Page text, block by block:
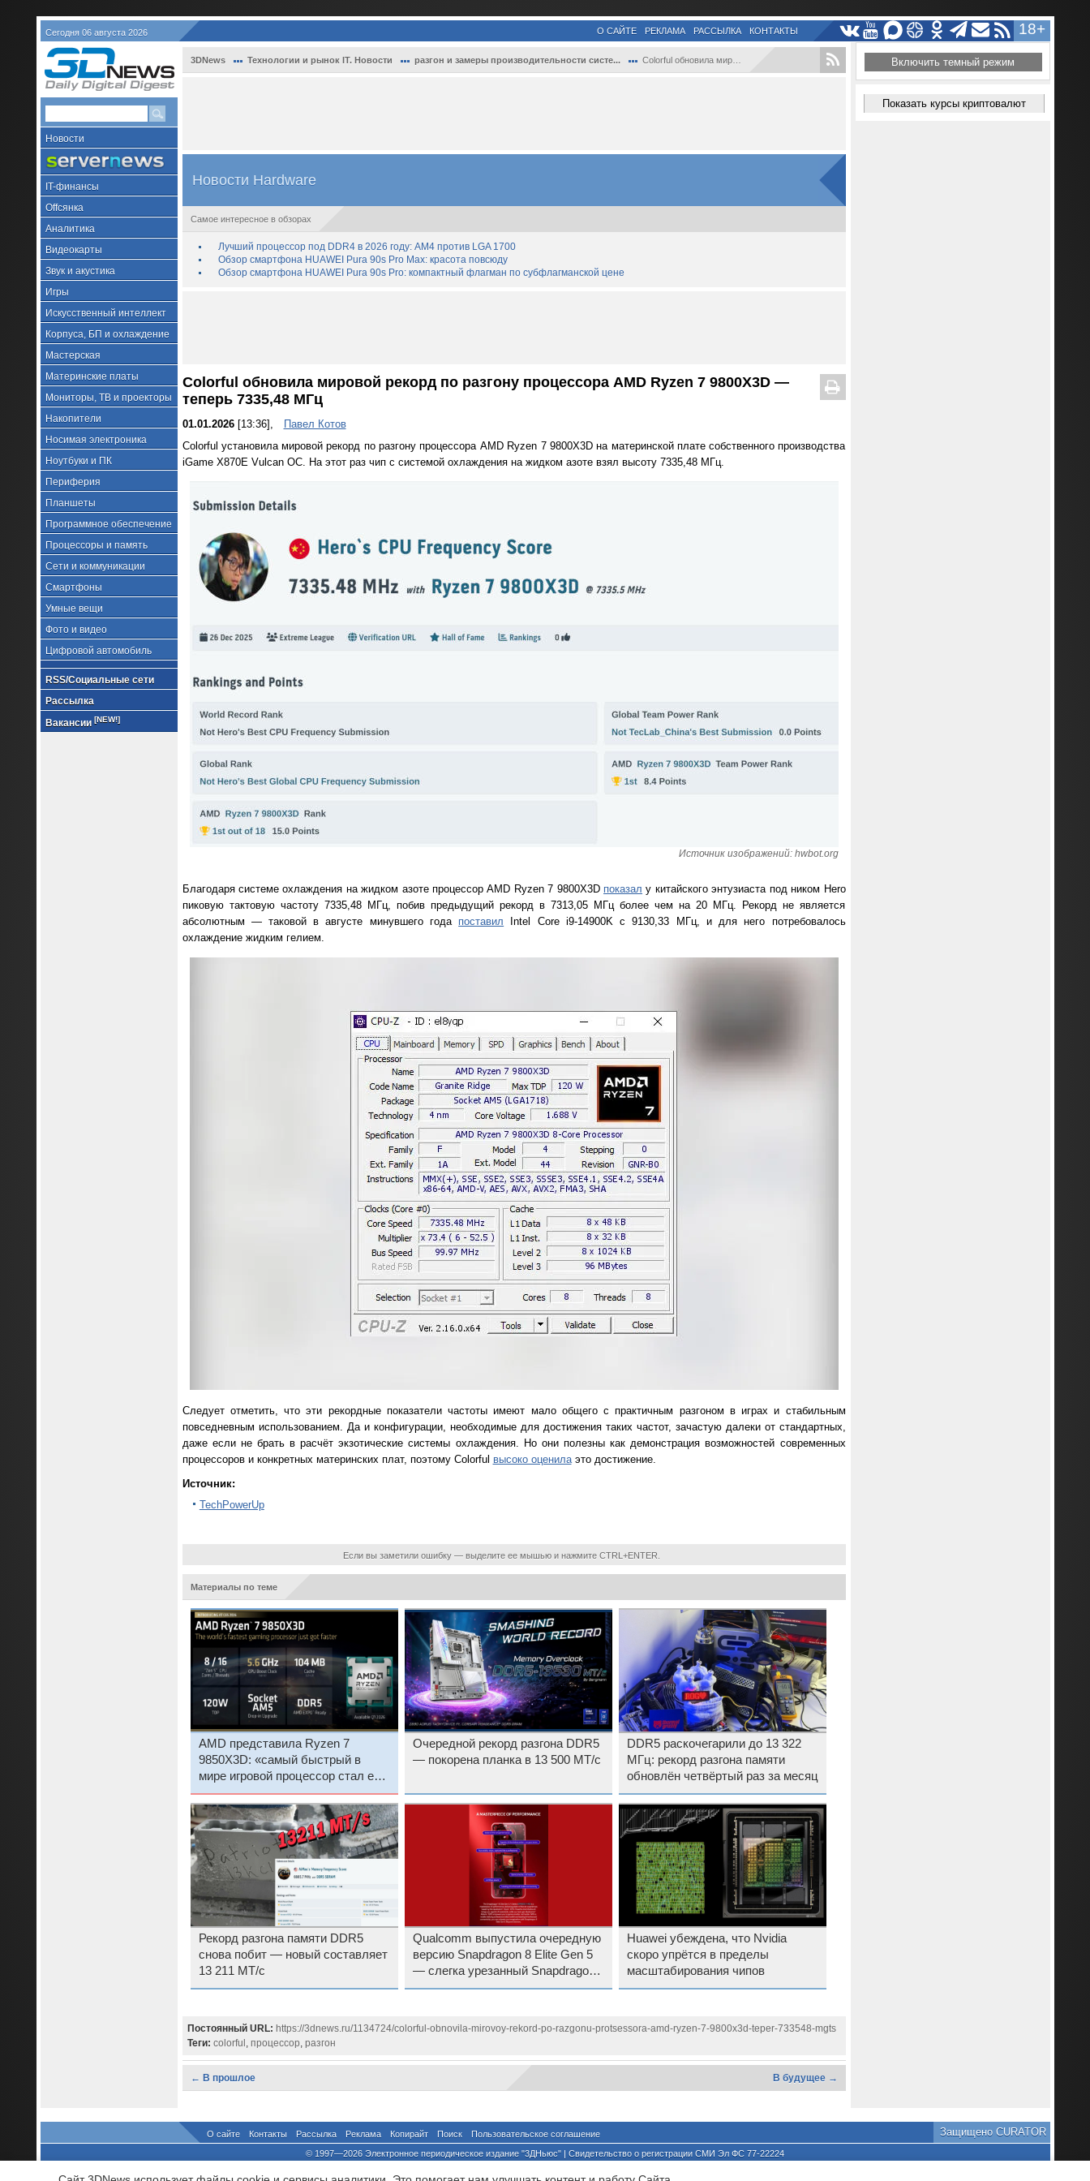
Сегодня 06 августа 2026 18+
О САЙТЕ РЕКЛАМА РАССЫЛКА КОНТАКТЫ
Новости
IT-финансы
Offсянка
Аналитика
Видеокарты
Звук и акустика
Игры
Искусственный интеллект
Корпуса, БП и охлаждение
Мастерская
Материнские платы
Мониторы, ТВ и проекторы
Накопители
Носимая электроника
Ноутбуки и ПК
Периферия
Планшеты
Программное обеспечение
Процессоры и память
Сети и коммуникации
Смартфоны
Умные вещи
Фото и видео
Цифровой автомобиль
RSS/Социальные сети
Рассылка
Вакансии [NEW!]
3DNews Технологии и рынок IT. Новости разгон и замеры производительности систе... Colorful обновила мировой рекорд по разг...
Новости Hardware
Самое интересное в обзорах
Лучший процессор под DDR4 в 2026 году: AM4 против LGA 1700
Обзор смартфона HUAWEI Pura 90s Pro Max: красота повсюду
Обзор смартфона HUAWEI Pura 90s Pro: компактный флагман по субфлагманской цене
Colorful обновила мировой рекорд по разгону процессора AMD Ryzen 7 9800X3D —
теперь 7335,48 МГц
01.01.2026[13:36],
Павел Котов
Colorful установила мировой рекорд по разгону процессора AMD Ryzen 7 9800X3D на материнской плате собственного производства
iGame X870E Vulcan OC. На этот раз чип с системой охлаждения на жидком азоте взял высоту 7335,48 МГц.
Источник изображений: hwbot.org
Благодаря системе охлаждения на жидком азоте процессор AMD Ryzen 7 9800X3D показал у китайского энтузиаста под ником Hero
пиковую тактовую частоту 7335,48 МГц, побив предыдущий рекорд в 7313,05 МГц более чем на 20 МГц. Рекорд не является
абсолютным — таковой в августе минувшего года поставил Intel Core i9-14900K с 9130,33 МГц, и для него потребовалось
охлаждение жидким гелием.
Следует отметить, что эти рекордные показатели частоты имеют мало общего с практичным разгоном в играх и стабильным
повседневным использованием. Да и конфигурации, необходимые для достижения таких частот, зачастую далеки от стандартных,
даже если не брать в расчёт экзотические системы охлаждения. Но они полезны как демонстрация возможностей современных
процессоров и конкретных материнских плат, поэтому Colorful высоко оценилаэто достижение.
Источник:
TechPowerUp
Если вы заметили ошибку — выделите ее мышью и нажмите CTRL+ENTER.
Материалы по теме
AMD представила Ryzen 7
9850X3D: «самый быстрый в
мире игровой процессор стал ещё
быстрее»
Очередной рекорд разгона DDR5
— покорена планка в 13 500 МТ/с
DDR5 раскочегарили до 13 322
МГц: рекорд разгона памяти
обновлён четвёртый раз за месяц
Рекорд разгона памяти DDR5
снова побит — новый составляет
13 211 МТ/с
Qualcomm выпустила очередную
версию Snapdragon 8 Elite Gen 5
— слегка урезанный Snapdragon
8 Elite Gen 5 V-series
Huawei убеждена, что Nvidia
скоро упрётся в пределы
масштабирования чипов
Постоянный URL: https://3dnews.ru/1134724/colorful-obnovila-mirovoy-rekord-po-razgonu-protsessora-amd-ryzen-7-9800x3d-teper-733548-mgts
Теги: colorful , процессор, разгон
← В прошлое В будущее →
Включить темный режим
Показать курсы криптовалют
О сайте Контакты Рассылка Реклама Копирайт Поиск Пользовательское соглашение Защищено CURATOR
© 1997—2026 Электронное периодическое издание "3ДНьюс" | Свидетельство о регистрации СМИ Эл ФС 77-22224